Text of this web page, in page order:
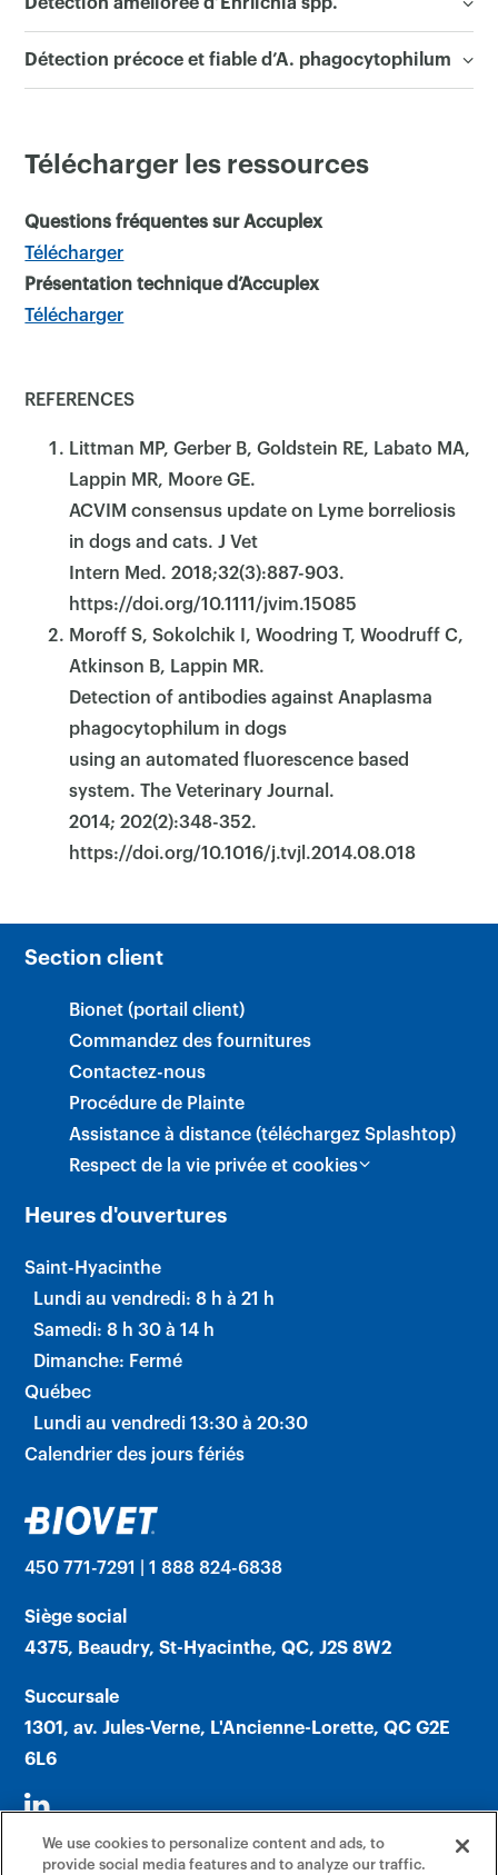
Détection précoce et fiable d’A. phagocytophilum
Télécharger les ressources
Questions fréquentes sur Accuplex
Télécharger
Présentation technique d’Accuplex
Télécharger
REFERENCES
Littman MP, Gerber B, Goldstein RE, Labato MA,
Lappin MR, Moore GE.
ACVIM consensus update on Lyme borreliosis
in dogs and cats. J Vet
Intern Med. 2018;32(3):887-903.
https://doi.org/10.1111/jvim.15085
Moroff S, Sokolchik I, Woodring T, Woodruff C,
Atkinson B, Lappin MR.
Detection of antibodies against Anaplasma
phagocytophilum in dogs
using an automated fluorescence based
system. The Veterinary Journal.
2014; 202(2):348-352.
https://doi.org/10.1016/j.tvjl.2014.08.018
Section client
Bionet (portail client)
Commandez des fournitures
Contactez-nous
Procédure de Plainte
Assistance à distance (téléchargez Splashtop)
Respect de la vie privée et cookies
Heures d'ouvertures
Saint-Hyacinthe
Lundi au vendredi: 8 h à 21 h
Samedi: 8 h 30 à 14 h
Dimanche: Fermé
Québec
Lundi au vendredi 13:30 à 20:30
Calendrier des jours fériés
450 771-7291 | 1 888 824-6838
Siège social
4375, Beaudry, St-Hyacinthe, QC, J2S 8W2
Succursale
1301, av. Jules-Verne, L'Ancienne-Lorette, QC G2E
6L6
We use cookies to personalize content and ads, to
provide social media features and to analyze our traffic.